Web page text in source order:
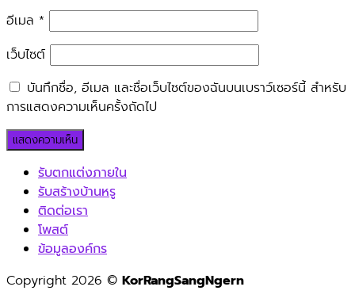
อีเมล *
เว็บไซต์
บันทึกชื่อ, อีเมล และชื่อเว็บไซต์ของฉันบนเบราว์เซอร์นี้ สำหรับ
การแสดงความเห็นครั้งถัดไป
รับตกแต่งภายใน
รับสร้างบ้านหรู
ติดต่อเรา
โพสต์
ข้อมูลองค์กร
Copyright 2026 © KorRangSangNgern